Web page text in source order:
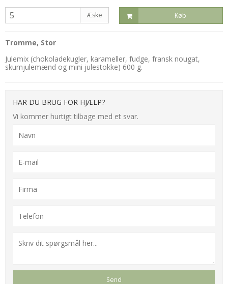
Æske Køb
Tromme, Stor
Julemix (chokoladekugler, karameller, fudge, fransk nougat,
skumjulemænd og mini julestokke) 600 g.
HAR DU BRUG FOR HJÆLP?
Vi kommer hurtigt tilbage med et svar.